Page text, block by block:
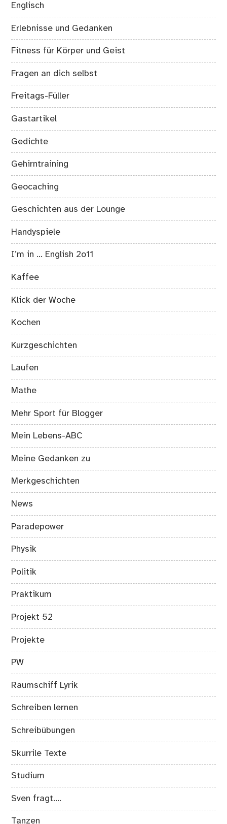
Englisch
Erlebnisse und Gedanken
Fitness für Körper und Geist
Fragen an dich selbst
Freitags-Füller
Gastartikel
Gedichte
Gehirntraining
Geocaching
Geschichten aus der Lounge
Handyspiele
I’m in … English 2o11
Kaffee
Klick der Woche
Kochen
Kurzgeschichten
Laufen
Mathe
Mehr Sport für Blogger
Mein Lebens-ABC
Meine Gedanken zu
Merkgeschichten
News
Paradepower
Physik
Politik
Praktikum
Projekt 52
Projekte
PW
Raumschiff Lyrik
Schreiben lernen
Schreibübungen
Skurrile Texte
Studium
Sven fragt….
Tanzen